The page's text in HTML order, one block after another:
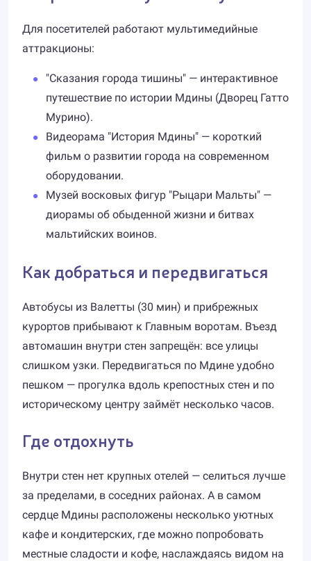
Для посетителей работают мультимедийные
аттракционы:
"Сказания города тишины" — интерактивное
путешествие по истории Мдины (Дворец Гатто
Мурино).
Видеорама "История Мдины" — короткий
фильм о развитии города на современном
оборудовании.
Музей восковых фигур "Рыцари Мальты" —
диорамы об обыденной жизни и битвах
мальтийских воинов.
Как добраться и передвигаться
Автобусы из Валетты (30 мин) и прибрежных
курортов прибывают к Главным воротам. Въезд
автомашин внутри стен запрещён: все улицы
слишком узки. Передвигаться по Мдине удобно
пешком — прогулка вдоль крепостных стен и по
историческому центру займёт несколько часов.
Где отдохнуть
Внутри стен нет крупных отелей — селиться лучше
за пределами, в соседних районах. А в самом
сердце Мдины расположены несколько уютных
кафе и кондитерских, где можно попробовать
местные сладости и кофе, наслаждаясь видом на